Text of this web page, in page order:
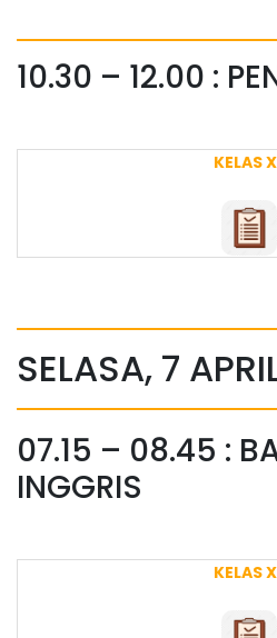
10.30 – 12.00 :
KELAS
SELASA, 7
07.15 – 08.45 :
INGGRIS
KELAS